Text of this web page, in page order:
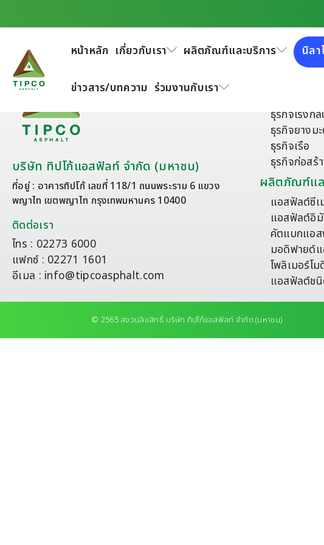
หน้าหลัก เกี่ยวกับเรา ผลิตภัณฑ์และบริการ นิล
ข่าวสาร/บทความ ร่วมงานกับเรา
บริษัท ทิปโก้แอสฟัลท์ จำกัด (มหาชน)
ที่อยู่ : อาคารทิปโก้ เลขที่ 118/1 ถนนพระราม 6 แขวง
พญาไท เขตพญาไท กรุงเทพมหานคร 10400
ติดต่อเรา
โทร : 02273 6000
แฟกซ์ : 02271 1601
อีเมล : info@tipcoasphalt.com
เกี่ยวกับเรา
ธุรกิจโรงก
ธุรกิจยางม
ธุรกิจเรือ
ธุรกิจก่อสร้
ผลิตภัณฑ์แล
แอสฟัลต์ซี
แอสฟัลต์อิ
คัตแบกแอ
มอดิฟายด์
โพลิเมอร์โ
แอสฟัลต์ช
© 2565 สงวนลิขสิทธิ์ บริษัท ทิปโก้แอสฟัลท์ จำกัด (มหาชน)